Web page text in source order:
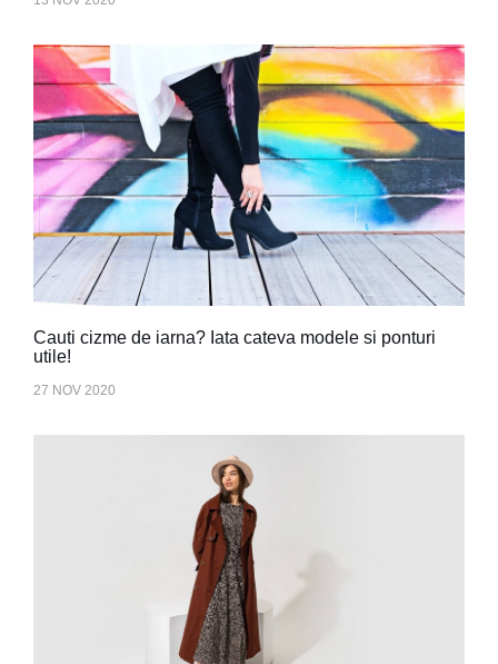
Cauti cizme de iarna? Iata cateva modele si ponturi
utile!
27 NOV 2020